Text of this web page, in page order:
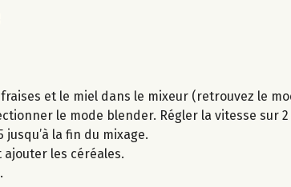
et le miel dans le mixeur (retrouvez le
le mode blender. Régler la vitesse sur
jusqu’à la fin du mixage.
les céréales.